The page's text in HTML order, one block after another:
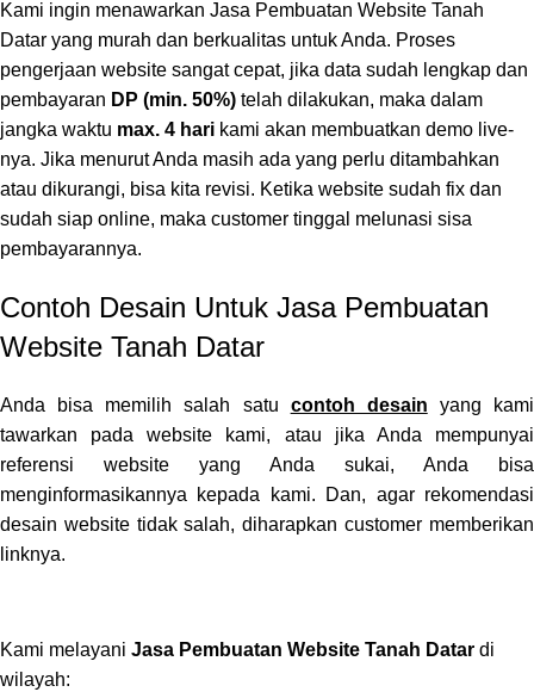
Kami ingin menawarkan Jasa Pembuatan Website Tanah
Datar yang murah dan berkualitas untuk Anda. Proses
pengerjaan website sangat cepat, jika data sudah lengkap dan
pembayaran DP (min. 50%) telah dilakukan, maka dalam
jangka waktu max. 4 hari kami akan membuatkan demo live-
nya. Jika menurut Anda masih ada yang perlu ditambahkan
atau dikurangi, bisa kita revisi. Ketika website sudah fix dan
sudah siap online, maka customer tinggal melunasi sisa
pembayarannya.
Contoh Desain Untuk Jasa Pembuatan
Website Tanah Datar
Anda bisa memilih salah satu contoh desain yang kami
tawarkan pada website kami, atau jika Anda mempunyai
referensi website yang Anda sukai, Anda bisa
menginformasikannya kepada kami. Dan, agar rekomendasi
desain website tidak salah, diharapkan customer memberikan
linknya.
Kami melayani Jasa Pembuatan Website Tanah Datar di
wilayah: